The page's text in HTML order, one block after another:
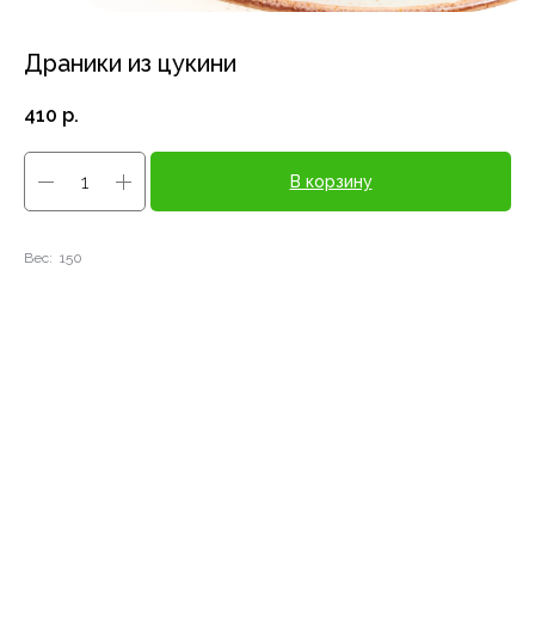
Драники из цукини
410 р.
В корзину
Вес: 150